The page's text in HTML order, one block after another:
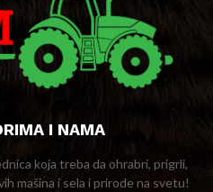
I NAMA
koja treba da ohrabri, prigrli,
mašina i sela i prirode na svetu!